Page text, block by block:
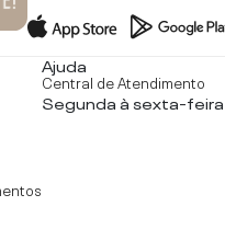
Ajuda
Central de Atendimento
Segunda à sexta-feira